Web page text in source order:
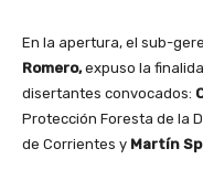
En la apertura, el sub-
Romero,expuso la
disertantes convocados:
Protección Foresta de la
de Corrientes y Martín